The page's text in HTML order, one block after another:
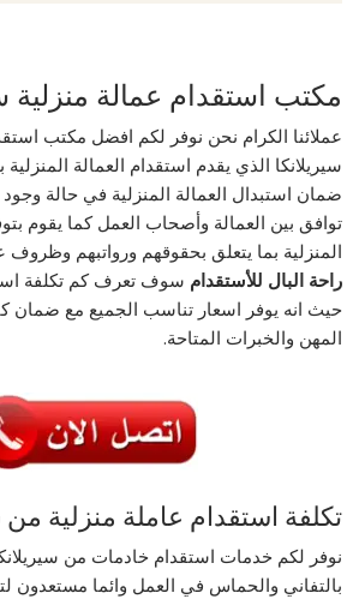
مكتب استقدام عمالة منزلية
عملائنا الكرام نحن نوفر لكم افضل مكتب
سيريلانكا الذي يقدم استقدام العمالة
ضمان استبدال العمالة المنزلية في حالة
توافق بين العمالة وأصحاب العمل كما يقوم
المنزلية بما يتعلق بحقوقهم ورواتبهم
راحة البال للأستقدام سوف تعرف كم تكلفة
حيث انه يوفر اسعار تناسب الجميع مع ضمان
المهن والخبرات المتاحة.
تكلفة استقدام عاملة منزلية من
نوفر لكم خدمات استقدام خادمات من
بالتفاني والحماس في العمل وائما مستعدون